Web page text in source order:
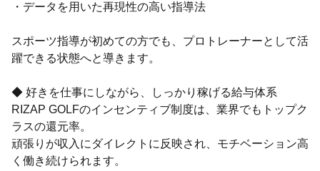
・データを用いた再現性の高い指導法
スポーツ指導が初めての方でも、プロトレーナーとして活
躍できる状態へと導きます。
◆ 好きを仕事にしながら、しっかり稼げる給与体系
RIZAP GOLFのインセンティブ制度は、業界でもトップク
ラスの還元率。
頑張りが収入にダイレクトに反映され、モチベーション高
く働き続けられます。